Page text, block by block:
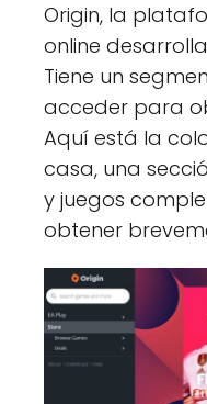
Origin, la
online
Tiene un
acceder para
Aquí está la
casa, una
y juegos
obtener